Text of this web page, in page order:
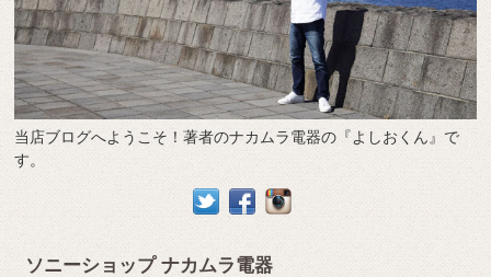
当店ブログへようこそ！著者のナカムラ電器の『よしおくん』で
す。
ソニーショップ ナカムラ電器